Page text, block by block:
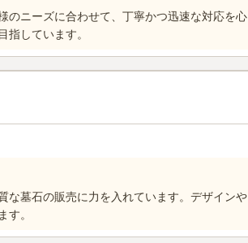
のニーズに合わせて、丁寧かつ迅速な対応を心
しています。
な墓石の販売に力を入れています。デザインや
す。